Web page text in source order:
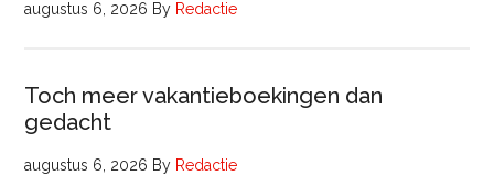
augustus 6, 2026 By Redactie
Toch meer vakantieboekingen dan
gedacht
augustus 6, 2026 By Redactie